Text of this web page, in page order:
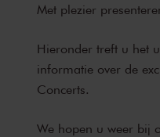
Met plezier
Hieronder treft u het
informatie over de
Concerts.
We hopen u weer bij